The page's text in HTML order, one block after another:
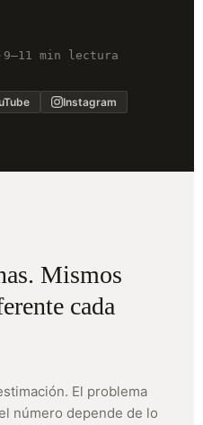
· 9–11 min lectura
Instagram
Mismos
cada
El problema
número depende de lo